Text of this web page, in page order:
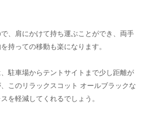
、肩にかけて持ち運ぶことができ、両手
持っての移動も楽になります。
駐車場からテントサイトまで少し距離が
このリラックスコット オールブラックな
を軽減してくれるでしょう。